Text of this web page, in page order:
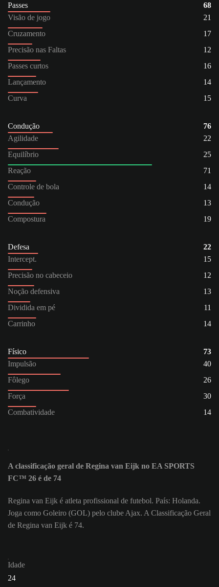
Passes
68
Visão de jogo
21
Cruzamento
17
Precisão nas Faltas
12
Passes curtos
16
Lançamento
14
Curva
15
Condução
76
Agilidade
22
Equilíbrio
25
Reação
71
Controle de bola
14
Condução
13
Compostura
19
Defesa
22
Intercept.
15
Precisão no cabeceio
12
Noção defensiva
13
Dividida em pé
11
Carrinho
14
Físico
73
Impulsão
40
Fôlego
26
Força
30
Combatividade
14
A classificação geral de Regina van Eijk no EA SPORTS
FC™ 26 é de 74
Regina van Eijk é atleta profissional de futebol. País: Holanda.
Joga como Goleiro (GOL) pelo clube Ajax. A Classificação Geral
de Regina van Eijk é 74.
Idade
24